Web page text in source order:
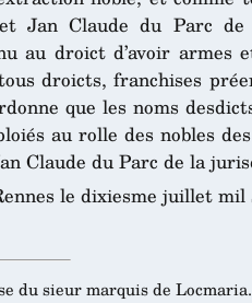
Jan Claude du Parc
au droict d’avoir armes
droicts, franchises
que les noms
au rolle des nobles
Claude du Parc de la
le dixiesme juillet
du sieur marquis de Locmaria.